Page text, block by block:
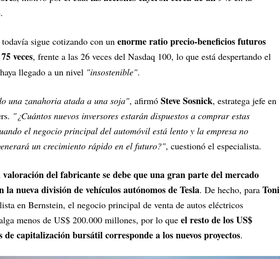
sigue cotizando con un enorme ratio precio-beneficios futuros
veces, frente a las 26 veces del Nasdaq 100, lo que está despertando el
llegado a un nivel "insostenible".
una zanahoria atada a una soja", afirmó Steve Sosnick, estratega jefe en
"¿Cuántos nuevos inversores estarán dispuestos a comprar estas
el negocio principal del automóvil está lento y la empresa no
un crecimiento rápido en el futuro?", cuestionó el especialista.
del fabricante se debe que una gran parte del mercado
la nueva división de vehículos autónomos de Tesla. De hecho, para Toni
en Bernstein, el negocio principal de venta de autos eléctricos
menos de US$ 200.000 millones, por lo que el resto de los US$
de capitalización bursátil corresponde a los nuevos proyectos.